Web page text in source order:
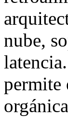
nube,
permite